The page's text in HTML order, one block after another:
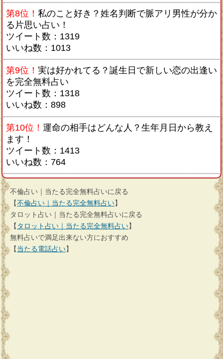
第8位！ 私のこと好き？姓名判断で脈アリ男性が分か
る片思い占い！
ツイート数：1319
いいね数：1013
第9位！ 実は好かれてる？誕生日で新しい恋の出逢い
を完全無料占い
ツイート数：1318
いいね数：898
第10位！ 運命の相手はどんな人？生年月日から教え
ます！
ツイート数：1413
いいね数：764
不倫占い｜当たる完全無料占いに戻る
【不倫占い｜当たる完全無料占い】
タロット占い｜当たる完全無料占いに戻る
【 タロット占い｜当たる完全無料占い】
無料占いで満足出来ない方におすすめ
【当たる電話占い】